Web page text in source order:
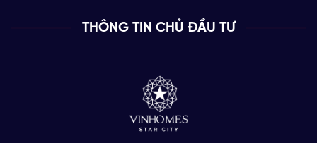
THÔNG TIN CHỦ ĐẦU TƯ